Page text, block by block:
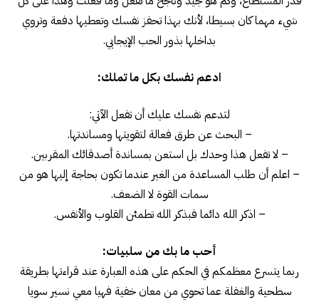
شيء مهما كان بسيطا، لأنك بهذا تحفز نفسك وتعطيها دفعة وتروي
بداخلها بذور الحب الإيجابي.
ادعم نفسك بكل ما تملك:
لتدعم نفسك عليك أن تفعل الآتي:
– البحث عن طرق فعالة لتقويتها ومساندتها.
– لا تفعل هذا وحدك بل استعن بمساندة أصدقائك المقربين.
– اعلم أن طلب المساعدة من الغير عندما تكون بحاجة إليها هو من
سمات القوة لا الضعف.
– اذكر الله دائما فبذكر الله تطمئن القلوب والأنفس.
أحب ما بك من سلبيات:
ربما يتسرع معظمكم في الحكم على هذه العبارة عند قراءتها بطريقة
سطحية والغفلة عما تحوي من معان خفية فهيا معي نسير سويا